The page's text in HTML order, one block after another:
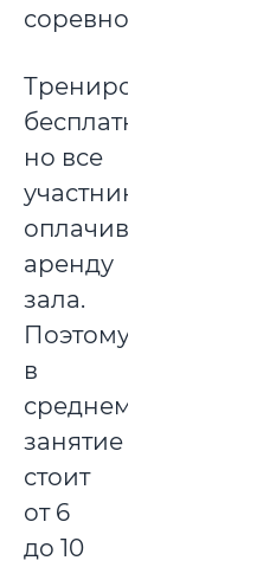
соревнованиях.
Тренировки
бесплатные,
но все
участники
оплачивают
аренду
зала.
Поэтому,
в
среднем
занятие
стоит
от 6
до 10